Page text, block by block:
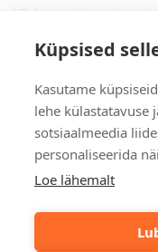
Küpsised
Kasutame
lehe külastatavuse
sotsiaalmeedia
personaliseerida
Loe lähemalt
Küsimused ja vastused
Privaatsuspoliitika
Kontakt
Tulika põik 3, Tallinn
info@kinkston.ee
+372 6989 100
Sotsiaalmeedia